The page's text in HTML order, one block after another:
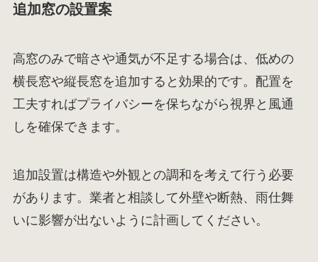
追加窓の設置案
高窓のみで暗さや通気が不足する場合は、低めの
横長窓や縦長窓を追加すると効果的です。配置を
工夫すればプライバシーを保ちながら視界と風通
しを確保できます。
追加設置は構造や外観との調和を考えて行う必要
があります。業者と相談して外壁や断熱、雨仕舞
いに影響が出ないように計画してください。